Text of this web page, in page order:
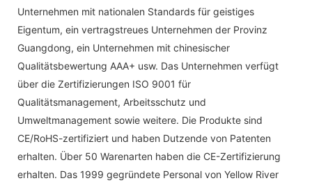
Unternehmen mit nationalen Standards für geistiges
Eigentum, ein vertragstreues Unternehmen der Provinz
Guangdong, ein Unternehmen mit chinesischer
Qualitätsbewertung AAA+ usw. Das Unternehmen verfügt
über die Zertifizierungen ISO 9001 für
Qualitätsmanagement, Arbeitsschutz und
Umweltmanagement sowie weitere. Die Produkte sind
CE/RoHS-zertifiziert und haben Dutzende von Patenten
erhalten. Über 50 Warenarten haben die CE-Zertifizierung
erhalten. Das 1999 gegründete Personal von Yellow River